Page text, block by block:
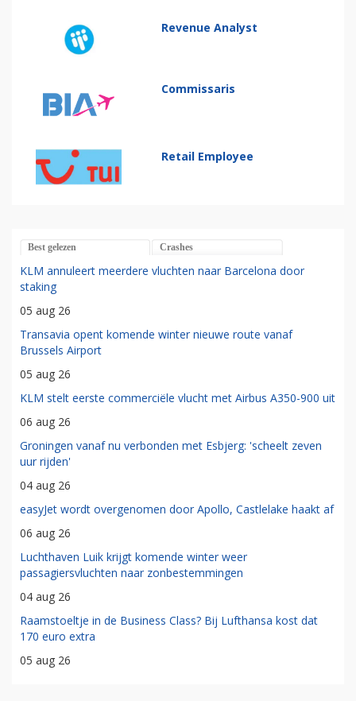
Revenue Analyst
Commissaris
Retail Employee
Best gelezen Crashes
KLM annuleert meerdere vluchten naar Barcelona door
staking
05 aug 26
Transavia opent komende winter nieuwe route vanaf
Brussels Airport
05 aug 26
KLM stelt eerste commerciële vlucht met Airbus A350-900 uit
06 aug 26
Groningen vanaf nu verbonden met Esbjerg: 'scheelt zeven
uur rijden'
04 aug 26
easyJet wordt overgenomen door Apollo, Castlelake haakt af
06 aug 26
Luchthaven Luik krijgt komende winter weer
passagiersvluchten naar zonbestemmingen
04 aug 26
Raamstoeltje in de Business Class? Bij Lufthansa kost dat
170 euro extra
05 aug 26